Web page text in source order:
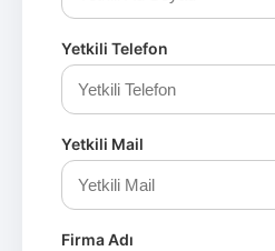
Yetkili Telefon
Yetkili Mail
Firma Adı